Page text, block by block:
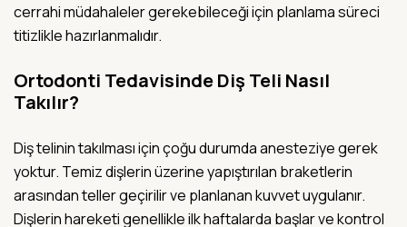
cerrahi müdahaleler gerekebileceği için planlama süreci
titizlikle hazırlanmalıdır.
Ortodonti Tedavisinde Diş Teli Nasıl
Takılır?
Diş telinin takılması için çoğu durumda anesteziye gerek
yoktur. Temiz dişlerin üzerine yapıştırılan braketlerin
arasından teller geçirilir ve planlanan kuvvet uygulanır.
Dişlerin hareketi genellikle ilk haftalarda başlar ve kontrol